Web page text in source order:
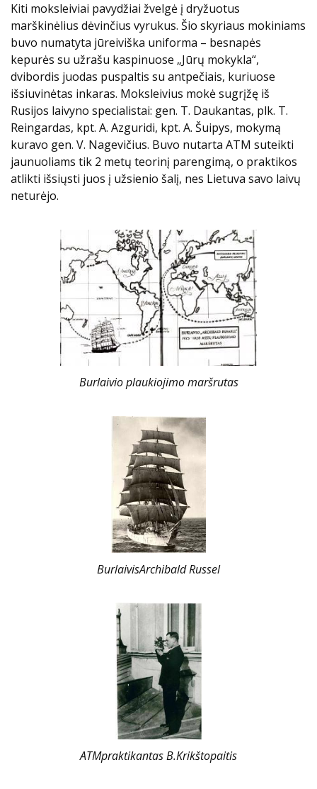
Kiti moksleiviai pavydžiai žvelgė į dryžuotus
marškinėlius dėvinčius vyrukus. Šio skyriaus mokiniams
buvo numatyta jūreiviška uniforma – besnapės
kepurės su užrašu kaspinuose „Jūrų mokykla“,
dvibordis juodas puspaltis su antpečiais, kuriuose
išsiuvinėtas inkaras. Moksleivius mokė sugrįžę iš
Rusijos laivyno specialistai: gen. T. Daukantas, plk. T.
Reingardas, kpt. A. Azguridi, kpt. A. Šuipys, mokymą
kuravo gen. V. Nagevičius. Buvo nutarta ATM suteikti
jaunuoliams tik 2 metų teorinį parengimą, o praktikos
atlikti išsiųsti juos į užsienio šalį, nes Lietuva savo laivų
neturėjo.
Burlaivio plaukiojimo maršrutas
BurlaivisArchibald Russel
ATMpraktikantas B.Krikštopaitis